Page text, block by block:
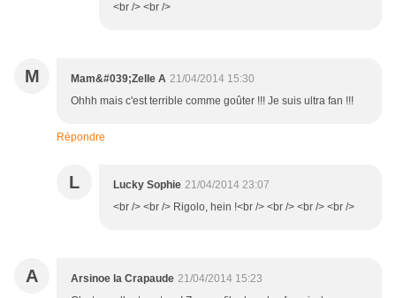
<br /> <br />
M Mam&#039;Zelle A 21/04/2014 15:30
Ohhh mais c'est terrible comme goûter !!! Je suis ultra fan !!!
Répondre
L Lucky Sophie 21/04/2014 23:07
<br /> <br /> Rigolo, hein !<br /> <br /> <br /> <br />
A Arsinoe la Crapaude 21/04/2014 15:23